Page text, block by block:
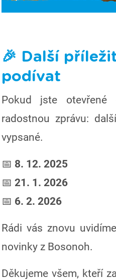
🎉 Další
podívat
Pokud jste otevřené
radostnou zprávu:
vypsané.
📅 8. 12. 2025
📅 21. 1. 2026
📅 6. 2. 2026
Rádi vás znovu
novinky z Bosonoh.
Děkujeme všem, kteří